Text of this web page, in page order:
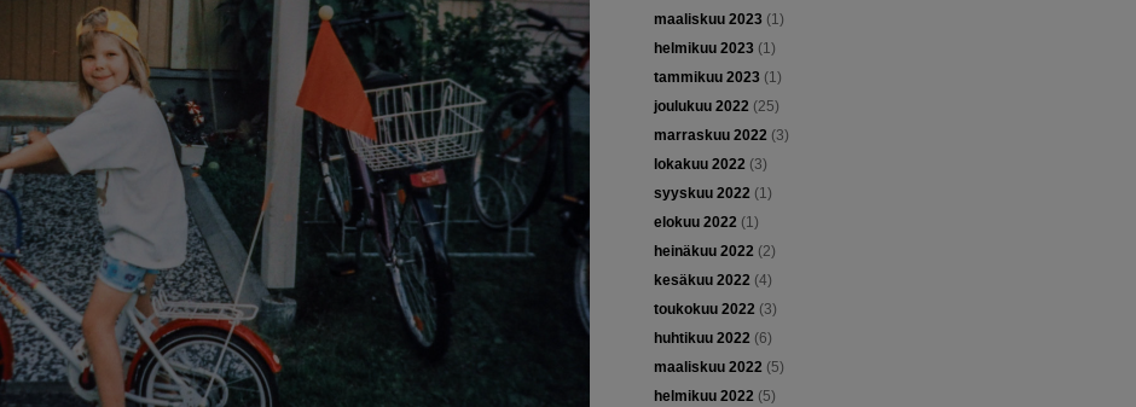
maaliskuu 2023(1)
helmikuu 2023(1)
tammikuu 2023(1)
joulukuu 2022(25)
marraskuu 2022(3)
lokakuu 2022(3)
syyskuu 2022(1)
elokuu 2022(1)
heinäkuu 2022(2)
kesäkuu 2022(4)
toukokuu 2022(3)
huhtikuu 2022(6)
maaliskuu 2022(5)
helmikuu 2022(5)